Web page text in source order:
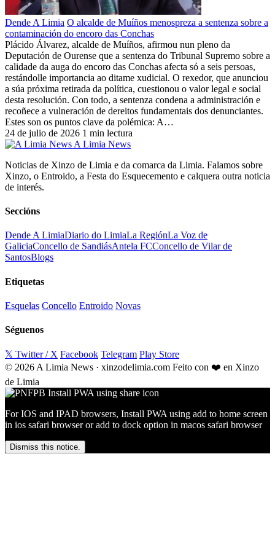
Dende A Limia O alcalde de Muíños menospreza a sentenza sobre a
contaminación do encoro das Conchas
Plácido Álvarez, alcalde de Muíños, afirmou nun pleno da
Deputación de Ourense que a sentenza do Tribunal Supremo sobre a
calidade da auga do encoro das Conchas afecta só a seis persoas,
restándolle importancia ao ditame xudicial. O rexedor, que anunciou
a súa próxima retirada da política, cuestionou o valor legal e social
desta resolución. Con todo, a sentenza condena a administración e
recoñece a vulneración de dereitos fundamentais dos denunciantes.
Estes son os puntos clave da polémica: A…
24 de julio de 2026 1 min lectura
A Limia News
Noticias de Xinzo de Limia e da comarca da Limia. Falamos sobre
Xinzo, o Entroido, a Festa do Esquecemento e calquera outra noticia
de interés.
Seccións
Dende A LimiaDiario do LimiaLa RegiónLa Voz de
GaliciaConcello de SandiásAntela FCConcello de Vilar de
SantosBlogs
Etiquetas
Esquelas Concello Entroido Novas
Séguenos
𝕏 Twitter / X Facebook Telegram Play Store
© 2026 A Limia News · xinzodelimia.com Feito con ❤️ en Xinzo
de Limia
For IOS and IPAD browsers, Install PWA using add to home screen
in ios safari browser or add to dock option in macos safari browser
Dismiss this notice.